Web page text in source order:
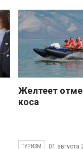
Желтеет
коса
ТУРИЗМ 01 августа